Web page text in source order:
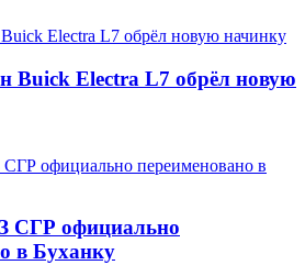
Buick Electra L7 обрёл новую
СГР официально
в Буханку